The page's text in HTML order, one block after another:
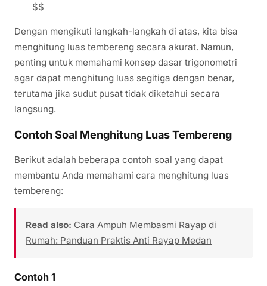
$$
Dengan mengikuti langkah-langkah di atas, kita bisa
menghitung luas tembereng secara akurat. Namun,
penting untuk memahami konsep dasar trigonometri
agar dapat menghitung luas segitiga dengan benar,
terutama jika sudut pusat tidak diketahui secara
langsung.
Contoh Soal Menghitung Luas Tembereng
Berikut adalah beberapa contoh soal yang dapat
membantu Anda memahami cara menghitung luas
tembereng:
Read also: Cara Ampuh Membasmi Rayap di
Rumah: Panduan Praktis Anti Rayap Medan
Contoh 1